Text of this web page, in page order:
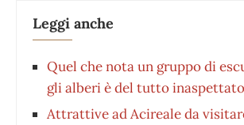
Leggi anche
Quel che nota un gruppo di
gli alberi è del tutto inaspettato
Attrattive ad Acireale da